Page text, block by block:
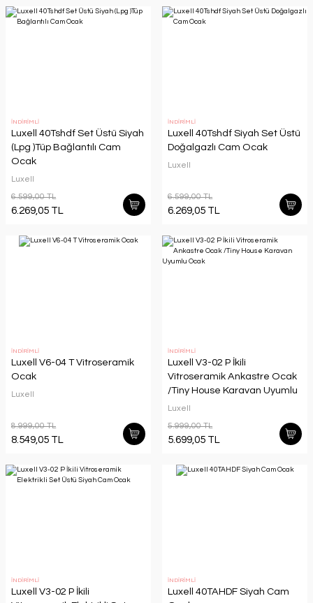
İNDİRİMLİ
Luxell 40Tshdf Set Üstü Siyah
(Lpg )Tüp Bağlantılı Cam
Ocak
Luxell
6.599,00 TL
6.269,05 TL
İNDİRİMLİ
Luxell 40Tshdf Siyah Set Üstü
Doğalgazlı Cam Ocak
Luxell
6.599,00 TL
6.269,05 TL
İNDİRİMLİ
Luxell V6-04 T Vitroseramik
Ocak
Luxell
8.999,00 TL
8.549,05 TL
İNDİRİMLİ
Luxell V3-02 P İkili
Vitroseramik Ankastre Ocak
/Tiny House Karavan Uyumlu
Ocak
Luxell
5.999,00 TL
5.699,05 TL
İNDİRİMLİ
Luxell V3-02 P İkili
İNDİRİMLİ
Luxell 40TAHDF Siyah Cam